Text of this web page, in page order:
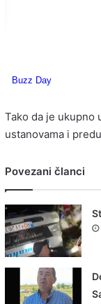
Tako da je ukupno
ustanovama i
Povezani članci